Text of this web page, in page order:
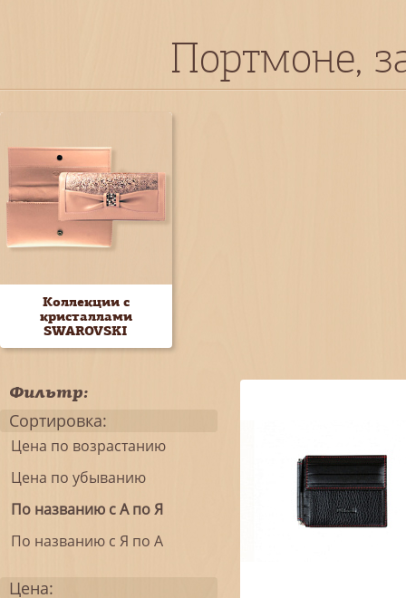
Портмоне,
Коллекции с
кристаллами
SWAROVSKI
Фильтр:
Сортировка:
Цена по возрастанию
Цена по убыванию
По названию с А по Я
По названию с Я по А
Цена: